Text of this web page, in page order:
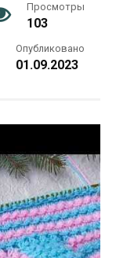
Просмотры
103
Опубликовано
01.09.2023